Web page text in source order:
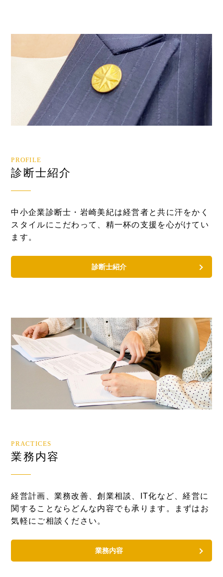
PROFILE
診断士紹介
中小企業診断士・岩崎美紀は経営者と共に汗をかく
スタイルにこだわって、精一杯の支援を心がけてい
ます。
診断士紹介
PRACTICES
業務内容
経営計画、業務改善、創業相談、IT化など、経営に
関することならどんな内容でも承ります。まずはお
気軽にご相談ください。
業務内容